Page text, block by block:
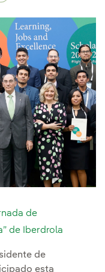
de
de Iberdrola
de
esta